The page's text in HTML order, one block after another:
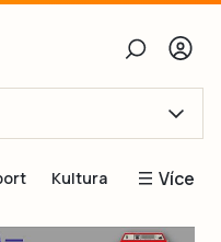
Kultura Více
Blogy